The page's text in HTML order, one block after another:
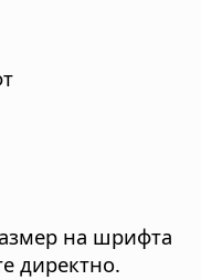
на шрифта
директно.